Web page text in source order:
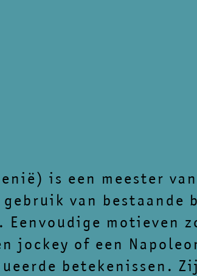
is een meester
van bestaande
motieven
jockey of een
betekenissen.